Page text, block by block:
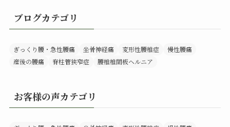
ブログカテゴリ
ぎっくり腰・急性腰痛 坐骨神経痛 変形性腰椎症
慢性腰痛
産後の腰痛
脊柱管狭窄症 腰椎椎間板ヘルニア
お客様の声カテゴリ